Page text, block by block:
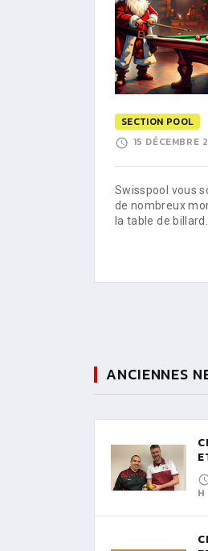
SECTION POOL
15 DÉCEMBRE
Swisspool vous
de nombreux
la table de billard.
ANCIENNES
H